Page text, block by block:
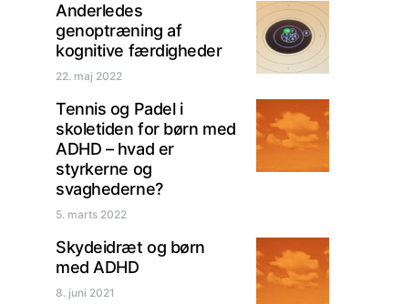
Anderledes
genoptræning af
kognitive færdigheder
22. maj 2022
Tennis og Padel i
skoletiden for børn med
ADHD – hvad er
styrkerne og
svaghederne?
5. marts 2022
Skydeidræt og børn
med ADHD
8. juni 2021